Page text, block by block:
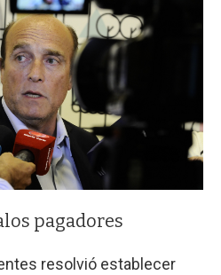
pagadores
resolvió establecer